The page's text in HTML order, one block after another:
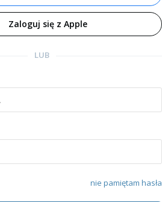
Zaloguj się z Apple
LUB
nie pamiętam hasła